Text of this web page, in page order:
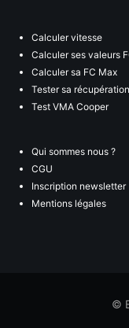
Calculer vitesse
Calculer ses valeurs
Calculer sa FC Max
Tester sa
Test VMA Cooper
Qui sommes nous ?
CGU
Inscription newsletter
Mentions légales
©